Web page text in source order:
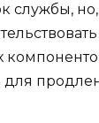
службы,
для